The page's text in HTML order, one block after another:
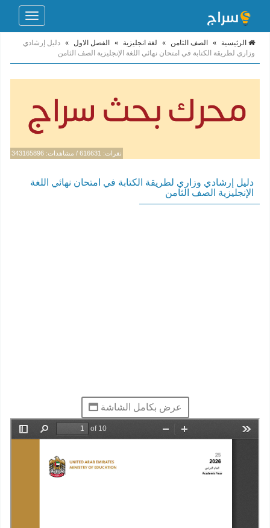
Toggle
الرئيسية » الصف الثامن » لغة انجليزية » الفصل الاول » دليل إرشادي
وزاري لطريقة الكتابة في امتحان نهائي اللغة الإنجليزية الصف الثامن
نقرات: 616631 / مشاهدات: 343165896
دليل إرشادي وزاري لطريقة الكتابة في امتحان نهائي اللغة
الإنجليزية الصف الثامن
عرض بكامل الشاشة